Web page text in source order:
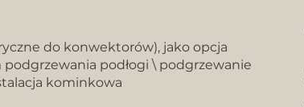
do konwektorów), jako opcja
podłogi \ podgrzewanie
kominkowa